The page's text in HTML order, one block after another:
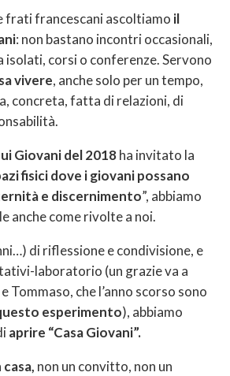
frati francescani ascoltiamo il
: non bastano incontri occasionali,
isolati, corsi o conferenze. Servono
vivere, anche solo per un tempo,
concreta, fatta di relazioni, di
Giovani del 2018ha invitato la
fisici dove i giovani possano
e discernimento”, abbiamo
anche come rivolte a noi.
di riflessione e condivisione, e
laboratorio (un grazie va a
Tommaso, che l’anno scorso sono
esperimento), abbiamo
aprire “Casa Giovani”.
casa, non un convitto, non un